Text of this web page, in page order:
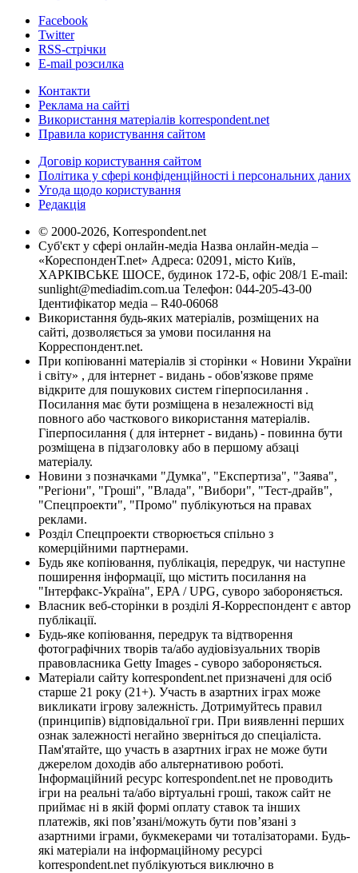
Facebook
Twitter
RSS-стрічки
E-mail розсилка
Контакти
Реклама на сайті
Використання матеріалів korrespondent.net
Правила користування сайтом
Договір користування сайтом
Політика у сфері конфіденційності і персональних даних
Угода щодо користування
Редакція
© 2000-2026, Korrespondent.net
Суб'єкт у сфері онлайн-медіа Назва онлайн-медіа –
«КореспонденТ.net» Адреса: 02091, місто Київ,
ХАРКІВСЬКЕ ШОСЕ, будинок 172-Б, офіс 208/1 E-mail:
sunlight@mediadim.com.ua Телефон: 044-205-43-00
Ідентифікатор медіа – R40-06068
Використання будь-яких матеріалів, розміщених на
сайті, дозволяється за умови посилання на
Корреспондент.net.
При копіюванні матеріалів зі сторінки « Новини України
і світу» , для інтернет - видань - обов'язкове пряме
відкрите для пошукових систем гіперпосилання .
Посилання має бути розміщена в незалежності від
повного або часткового використання матеріалів.
Гіперпосилання ( для інтернет - видань) - повинна бути
розміщена в підзаголовку або в першому абзаці
матеріалу.
Новини з позначками "Думка", "Експертиза", "Заява",
"Регіони", "Гроші", "Влада", "Вибори", "Тест-драйв",
"Спецпроекти", "Промо" публікуються на правах
реклами.
Розділ Спецпроекти створюється спільно з
комерційними партнерами.
Будь яке копіювання, публікація, передрук, чи наступне
поширення інформації, що містить посилання на
"Інтерфакс-Україна", EPA / UPG, суворо забороняється.
Власник веб-сторінки в розділі Я-Корреспондент є автор
публікації.
Будь-яке копіювання, передрук та відтворення
фотографічних творів та/або аудіовізуальних творів
правовласника Getty Images - суворо забороняється.
Матеріали сайту korrespondent.net призначені для осіб
старше 21 року (21+). Участь в азартних іграх може
викликати ігрову залежність. Дотримуйтесь правил
(принципів) відповідальної гри. При виявленні перших
ознак залежності негайно зверніться до спеціаліста.
Пам'ятайте, що участь в азартних іграх не може бути
джерелом доходів або альтернативою роботі.
Інформаційний ресурс korrespondent.net не проводить
ігри на реальні та/або віртуальні гроші, також сайт не
приймає ні в якій формі оплату ставок та інших
платежів, які пов’язані/можуть бути пов’язані з
азартними іграми, букмекерами чи тоталізаторами. Будь-
які матеріали на інформаційному ресурсі
korrespondent.net публікуються виключно в